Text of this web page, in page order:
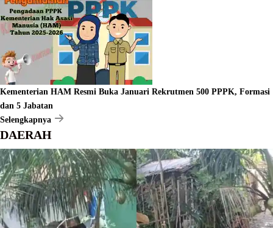
Kementerian HAM Resmi Buka Januari Rekrutmen 500 PPPK, Formasi
dan 5 Jabatan
Selengkapnya
DAERAH